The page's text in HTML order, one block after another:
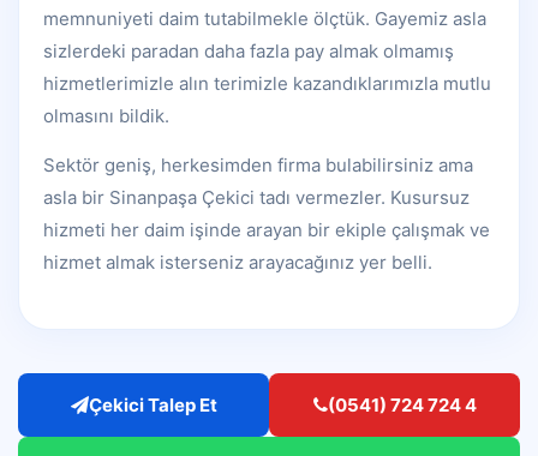
memnuniyeti daim tutabilmekle ölçtük. Gayemiz asla
sizlerdeki paradan daha fazla pay almak olmamış
hizmetlerimizle alın terimizle kazandıklarımızla mutlu
olmasını bildik.
Sektör geniş, herkesimden firma bulabilirsiniz ama
asla bir Sinanpaşa Çekici tadı vermezler. Kusursuz
hizmeti her daim işinde arayan bir ekiple çalışmak ve
hizmet almak isterseniz arayacağınız yer belli.
Çekici Talep Et (0541) 724 724 4